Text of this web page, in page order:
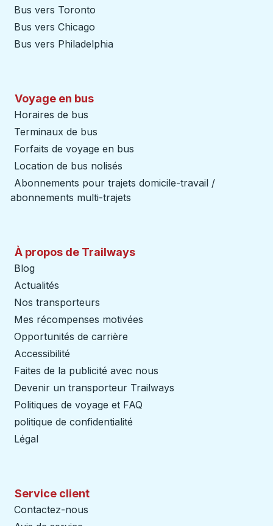
Bus vers Toronto
Bus vers Chicago
Bus vers Philadelphia
Voyage en bus
Horaires de bus
Terminaux de bus
Forfaits de voyage en bus
Location de bus nolisés
Abonnements pour trajets domicile-travail /
abonnements multi-trajets
À propos de Trailways
Blog
Actualités
Nos transporteurs
Mes récompenses motivées
Opportunités de carrière
Accessibilité
Faites de la publicité avec nous
Devenir un transporteur Trailways
Politiques de voyage et FAQ
politique de confidentialité
Légal
Service client
Contactez-nous